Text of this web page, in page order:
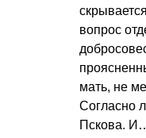
вопрос
мать, не
Согласно
Пскова.